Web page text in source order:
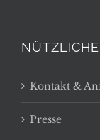
Kontakt &
Presse